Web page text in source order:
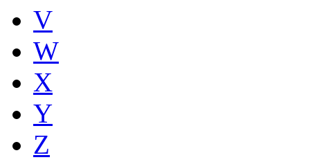
V
W
X
Y
Z